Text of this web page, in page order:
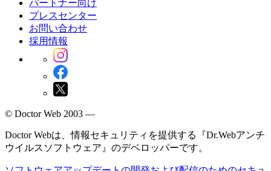
パートナー向け
プレスセンター
お問い合わせ
採用情報
© Doctor Web 2003 —
Doctor Webは、情報セキュリティを提供する『Dr.Webアンチ
ウイルスソフトウェア』のデベロッパーです。